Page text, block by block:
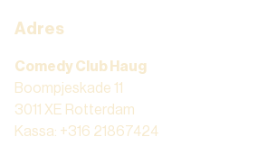
Adres
Comedy Club Haug
Boompjeskade 11
3011 XE Rotterdam
Kassa: +316 21867424